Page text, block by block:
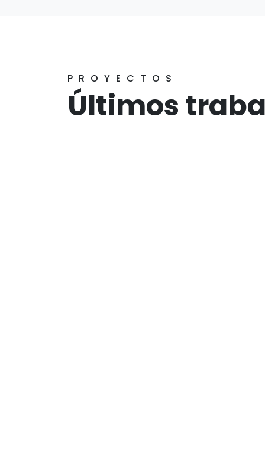
PROYECTOS
Últimos